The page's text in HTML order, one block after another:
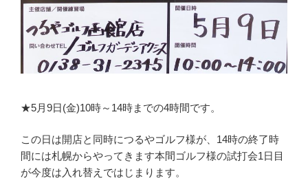
★5月9日(金)10時～14時までの4時間です。
この日は開店と同時につるやゴルフ様が、14時の終了時
間には札幌からやってきます本間ゴルフ様の試打会1日目
が今度は入れ替えではじまります。